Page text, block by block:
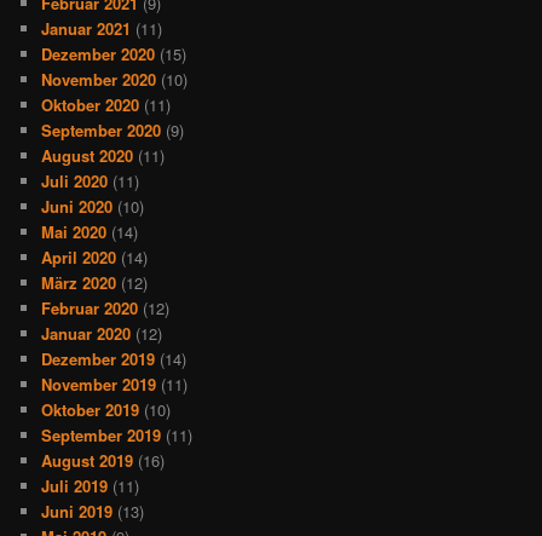
Januar 2021 (11)
Dezember 2020 (15)
November 2020 (10)
Oktober 2020 (11)
September 2020 (9)
August 2020 (11)
Juli 2020 (11)
Juni 2020 (10)
Mai 2020 (14)
April 2020 (14)
März 2020 (12)
Februar 2020 (12)
Januar 2020 (12)
Dezember 2019 (14)
November 2019 (11)
Oktober 2019 (10)
September 2019 (11)
August 2019 (16)
Juli 2019 (11)
Juni 2019 (13)